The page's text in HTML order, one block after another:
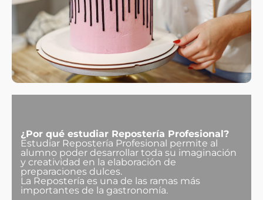
¿Por qué estudiar Repostería Profesional?
Estudiar Repostería Profesional permite al
alumno poder desarrollar toda su imaginación
y creatividad en la elaboración de
preparaciones dulces.
La Repostería es una de las ramas más
importantes de la gastronomía.